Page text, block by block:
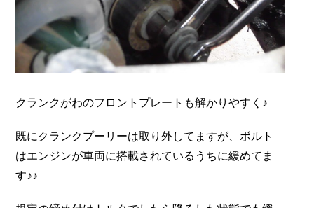
クランクがわのフロントプレートも解かりやすく♪
既にクランクプーリーは取り外してますが、ボルト
はエンジンが車両に搭載されているうちに緩めてま
す♪♪